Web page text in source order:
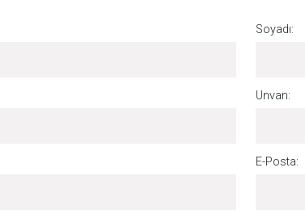
Soyadı:
Unvan:
E-Posta: